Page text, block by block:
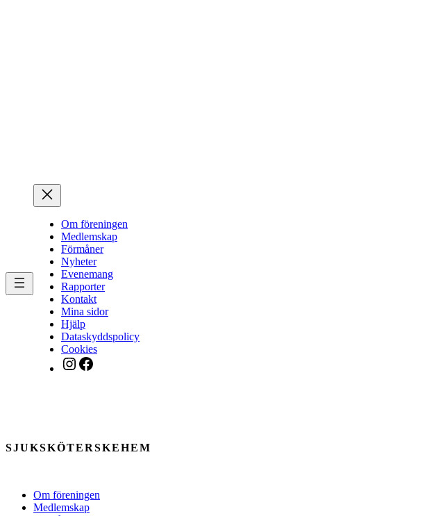
Om föreningen
Medlemskap
Förmåner
Nyheter
Evenemang
Rapporter
Kontakt
Mina sidor
Hjälp
Dataskyddspolicy
Cookies
Instagram
Facebook
SJUKSKÖTERSKEHEM
Om föreningen
Medlemskap